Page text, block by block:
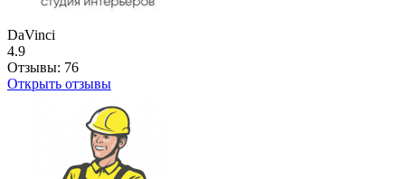
DaVinci
4.9
Отзывы: 76
Открыть отзывы